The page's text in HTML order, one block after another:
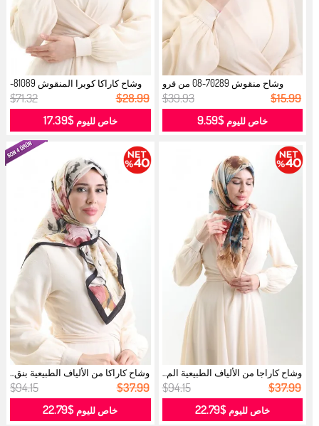
وشاح منقوش 70289-08 من فرو
المنك ال...
$39.93 $15.99
خاص لليوم$9.59
وشاح كاراكا كوبرا المنقوش 81089-
05 ...
$71.32 $28.99
خاص لليوم$17.39
وشاح كاراجا من الألياف الطبيعية الم...
$94.15 $37.99
خاص لليوم$22.79
وشاح كاراكا من الألياف الطبيعية بنق...
$94.15 $37.99
خاص لليوم $22.79